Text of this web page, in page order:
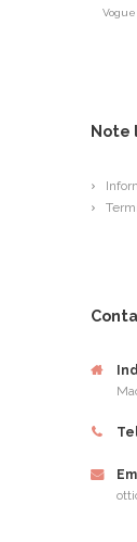
Vogue
Note